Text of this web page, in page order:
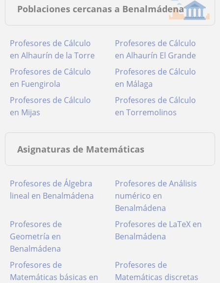
Poblaciones cercanas a Benalmádena
Profesores de Cálculo
en Alhaurín de la Torre
Profesores de Cálculo
en Alhaurín El Grande
Profesores de Cálculo
en Fuengirola
Profesores de Cálculo
en Málaga
Profesores de Cálculo
en Mijas
Profesores de Cálculo
en Torremolinos
Asignaturas de Matemáticas
Profesores de Álgebra
lineal en Benalmádena
Profesores de Análisis
numérico en
Benalmádena
Profesores de
Geometría en
Benalmádena
Profesores de LaTeX en
Benalmádena
Profesores de
Matemáticas básicas en
Profesores de
Matemáticas discretas